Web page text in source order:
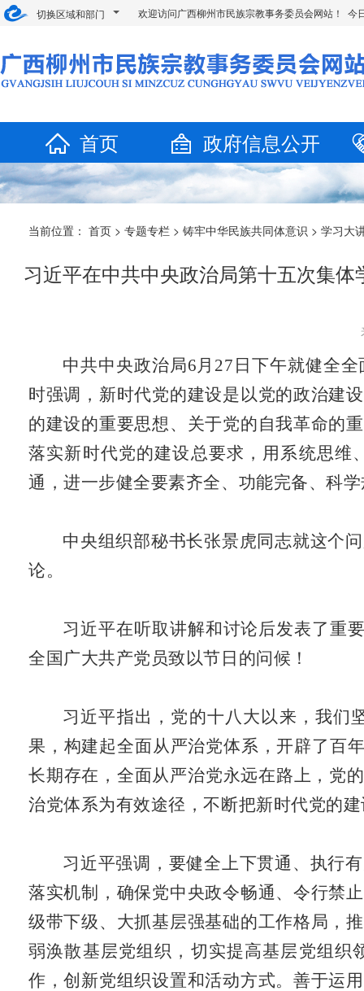
切换区域和部门 欢迎访问广西柳州市民族宗教事务委员会网站！ 今
首页 政府信息公开
当前位置： 首页 > 专题专栏 > 铸牢中华民族共同体意识 > 学习大
习近平在中共中央政治局第十五次集
中共中央政治局6月27日下午就健全
时强调，新时代党的建设是以党的政治建
的建设的重要思想、关于党的自我革命的
落实新时代党的建设总要求，用系统思维
通，进一步健全要素齐全、功能完备、科
中央组织部秘书长张景虎同志就这个
论。
习近平在听取讲解和讨论后发表了重
全国广大共产党员致以节日的问候！
习近平指出，党的十八大以来，我们
果，构建起全面从严治党体系，开辟了百
长期存在，全面从严治党永远在路上，党
治党体系为有效途径，不断把新时代党的
习近平强调，要健全上下贯通、执行
落实机制，确保党中央政令畅通、令行禁
级带下级、大抓基层强基础的工作格局，
弱涣散基层党组织，切实提高基层党组织
作，创新党组织设置和活动方式。善于运